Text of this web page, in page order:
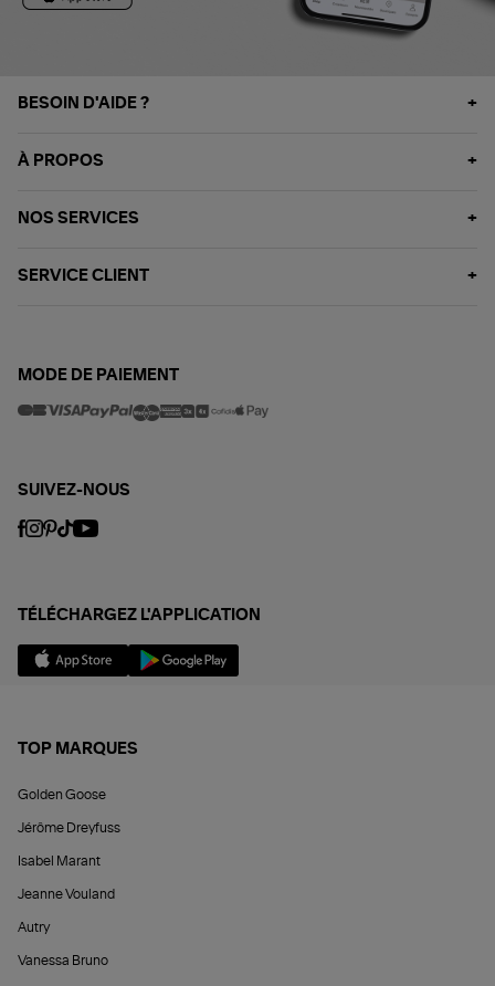
BESOIN D'AIDE ?
À PROPOS
NOS SERVICES
SERVICE CLIENT
MODE DE PAIEMENT
SUIVEZ-NOUS
TÉLÉCHARGEZ L'APPLICATION
TOP MARQUES
Golden Goose
Jérôme Dreyfuss
Isabel Marant
Jeanne Vouland
Autry
Vanessa Bruno